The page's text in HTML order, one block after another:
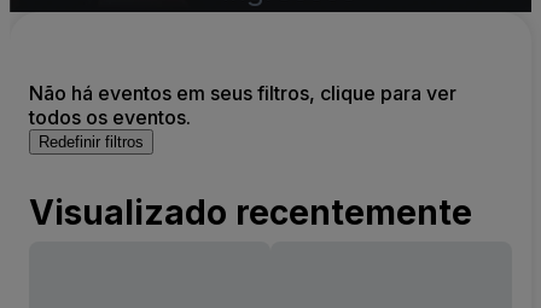
Não há eventos em seus filtros, clique para ver
todos os eventos.
Redefinir filtros
Visualizado recentemente